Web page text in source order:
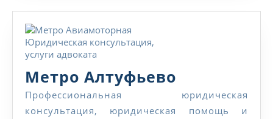
Метро Алтуфьево
Алтуфьево
Профессиональная юридическая
консультация, юридическая помощь и